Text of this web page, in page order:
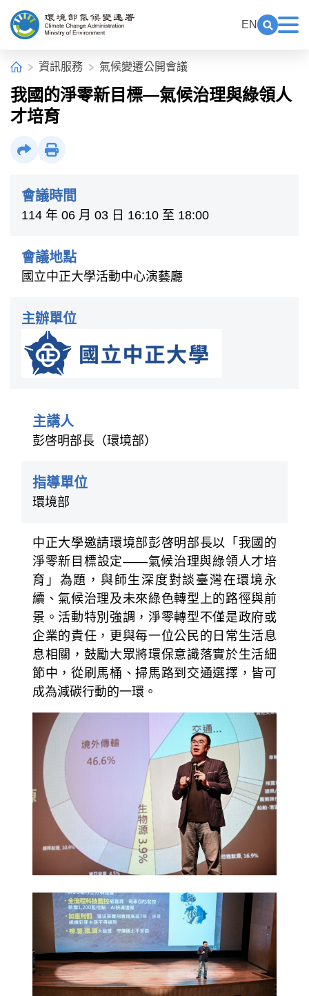
EN
首頁資訊服務 氣候變遷公開會議
我國的淨零新目標—氣候治理與綠領人
才培育
會議時間
114 年 06 月 03 日 16:10 至 18:00
會議地點
國立中正大學活動中心演藝廳
主辦單位
主講人
彭啓明部長（環境部）
指導單位
環境部
中正大學邀請環境部彭啓明部長以「我國的
淨零新目標設定——氣候治理與綠領人才培
育」為題，與師生深度對談臺灣在環境永
續、氣候治理及未來綠色轉型上的路徑與前
景。活動特別強調，淨零轉型不僅是政府或
企業的責任，更與每一位公民的日常生活息
息相關，鼓勵大眾將環保意識落實於生活細
節中，從刷馬桶、掃馬路到交通選擇，皆可
成為減碳行動的一環。